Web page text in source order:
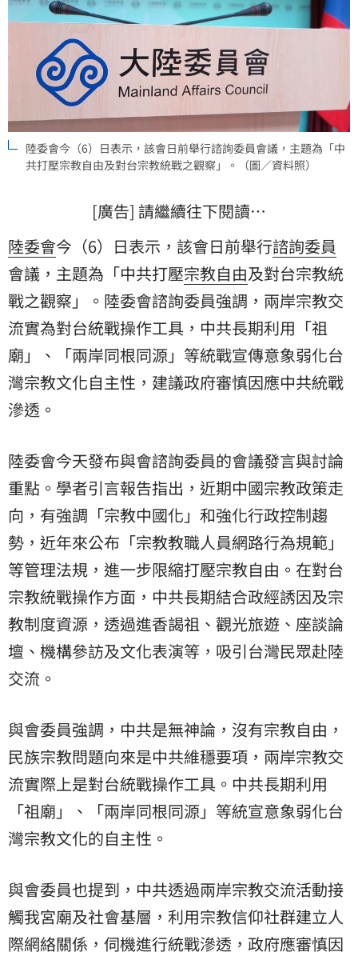
陸委會今（6）日表示，該會日前舉行諮詢委員會議，主題為「中
共打壓宗教自由及對台宗教統戰之觀察」。（圖／資料照）
[廣告] 請繼續往下閱讀…
陸委會今（6）日表示，該會日前舉行諮詢委員
會議，主題為「中共打壓宗教自由及對台宗教統
戰之觀察」。陸委會諮詢委員強調，兩岸宗教交
流實為對台統戰操作工具，中共長期利用「祖
廟」、「兩岸同根同源」等統戰宣傳意象弱化台
灣宗教文化自主性，建議政府審慎因應中共統戰
滲透。
陸委會今天發布與會諮詢委員的會議發言與討論
重點。學者引言報告指出，近期中國宗教政策走
向，有強調「宗教中國化」和強化行政控制趨
勢，近年來公布「宗教教職人員網路行為規範」
等管理法規， 進一步限縮打壓宗教自由。在對台
宗教統戰操作方面， 中共長期結合政經誘因及宗
教制度資源，透過進香謁祖、觀光旅遊、 座談論
壇、機構參訪及文化表演等，吸引台灣民眾赴陸
交流。
與會委員強調，中共是無神論，沒有宗教自由，
民族宗教問題向來是中共維穩要項， 兩岸宗教交
流實際上是對台統戰操作工具。中共長期利用
「祖廟」、
「兩岸同根同源」等統宣意象弱化台
灣宗教文化的自主性。
與會委員也提到， 中共透過兩岸宗教交流活動接
觸我宮廟及社會基層， 利用宗教信仰社群建立人
際網絡關係，伺機進行統戰滲透， 政府應審慎因